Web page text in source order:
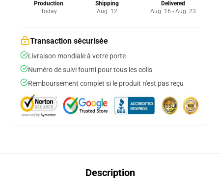
Production
Today
Shipping
Aug. 12
Delivered
Aug. 16 - Aug. 23
Transaction sécurisée
Livraison mondiale à votre porte
Numéro de suivi fourni pour tous les colis
Remboursement complet si le produit n'est pas reçu
Description